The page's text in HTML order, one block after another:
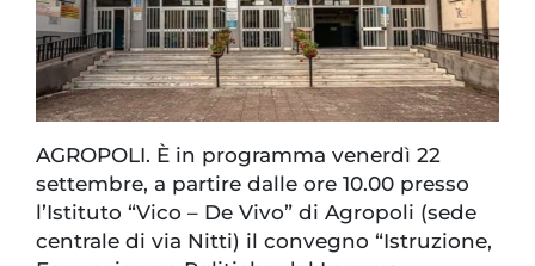
AGROPOLI. È in programma venerdì 22
settembre, a partire dalle ore 10.00 presso
l’Istituto “Vico – De Vivo” di Agropoli (sede
centrale di via Nitti) il convegno “Istruzione,